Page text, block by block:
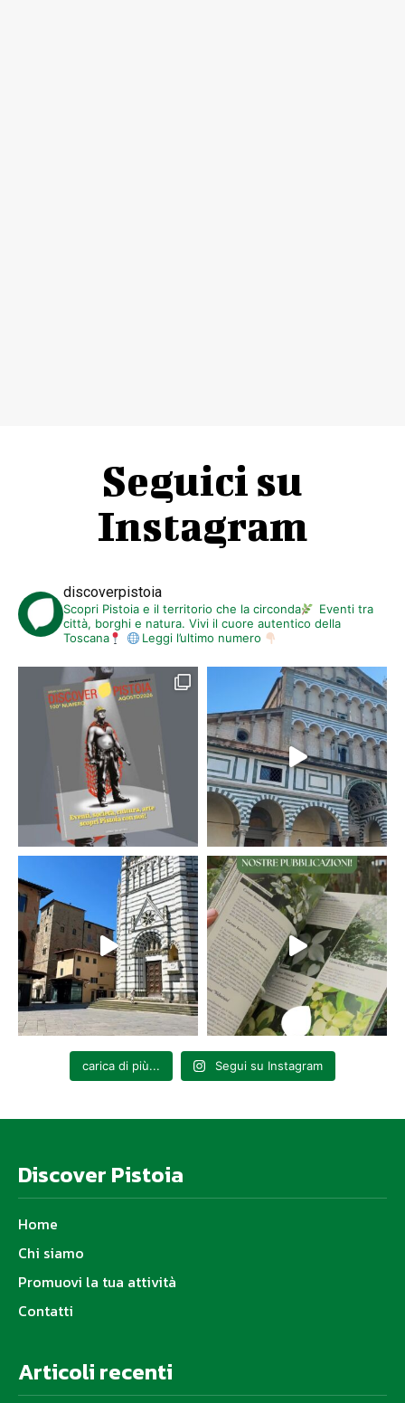
Seguici su
Instagram
discoverpistoia
Scopri Pistoia e il territorio che la circonda
Eventi tra
città, borghi e natura. Vivi il cuore autentico della
Toscana
Leggi l’ultimo numero
carica di più... Segui su Instagram
Discover Pistoia
Home
Chi siamo
Promuovi la tua attività
Contatti
Articoli recenti